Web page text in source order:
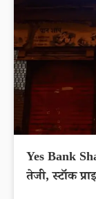
Yes Bank
तेजी, स्टॉक